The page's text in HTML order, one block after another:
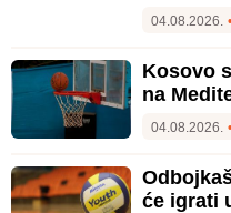
04.08.2026. •
Kosovo
na
04.08.2026. •
će igrati